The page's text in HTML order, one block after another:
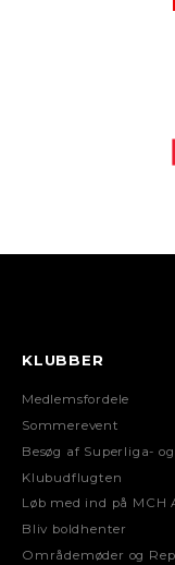
KLUBBER
Medlemsfordele
Sommerevent
Besøg af Superliga-
Klubudflugten
Løb med ind på MCH
Bliv boldhenter
Områdemøder og